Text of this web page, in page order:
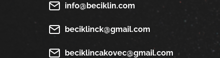
info@beciklin.com
beciklinck@gmail.com
beciklincakovec@gmail.com